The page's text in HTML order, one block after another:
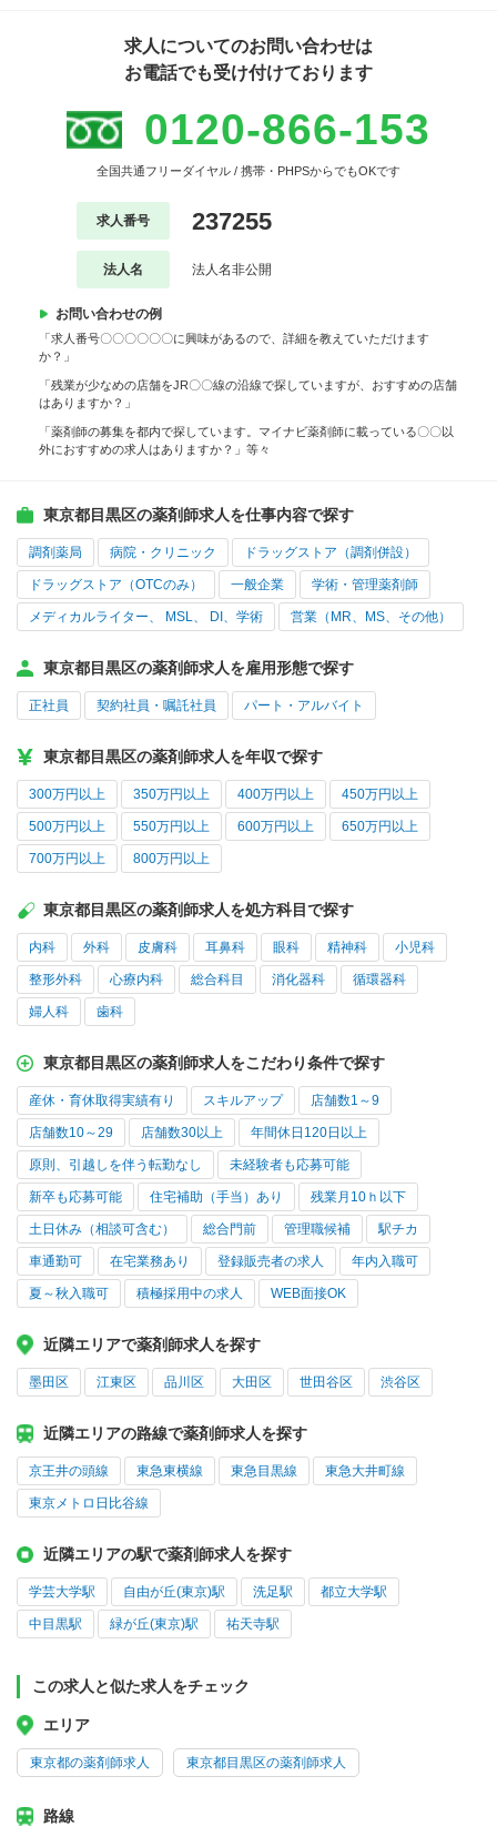
求人についてのお問い合わせは
お電話でも受け付けております
0120-866-153
全国共通フリーダイヤル / 携帯・PHPSからでもOKです
求人番号 237255
法人名 法人名非公開
お問い合わせの例
「求人番号〇〇〇〇〇〇に興味があるので、詳細を教えていただけます
か？」
「残業が少なめの店舗をJR〇〇線の沿線で探していますが、おすすめの店舗
はありますか？」
「薬剤師の募集を都内で探しています。マイナビ薬剤師に載っている〇〇以
外におすすめの求人はありますか？」等々
東京都目黒区の薬剤師求人を仕事内容で探す
調剤薬局 病院・クリニック ドラッグストア（調剤併設）
ドラッグストア（OTCのみ） 一般企業 学術・管理薬剤師
メディカルライター、 MSL、 DI、学術 営業（MR、MS、その他）
東京都目黒区の薬剤師求人を雇用形態で探す
正社員 契約社員・嘱託社員 パート・アルバイト
東京都目黒区の薬剤師求人を年収で探す
300万円以上 350万円以上 400万円以上 450万円以上
500万円以上 550万円以上 600万円以上 650万円以上
700万円以上 800万円以上
東京都目黒区の薬剤師求人を処方科目で探す
内科 外科 皮膚科 耳鼻科 眼科 精神科 小児科
整形外科 心療内科 総合科目 消化器科 循環器科
婦人科 歯科
東京都目黒区の薬剤師求人をこだわり条件で探す
産休・育休取得実績有り スキルアップ 店舗数1～9
店舗数10～29 店舗数30以上 年間休日120日以上
原則、引越しを伴う転勤なし 未経験者も応募可能
新卒も応募可能 住宅補助（手当）あり 残業月10ｈ以下
土日休み（相談可含む） 総合門前 管理職候補 駅チカ
車通勤可 在宅業務あり 登録販売者の求人 年内入職可
夏～秋入職可 積極採用中の求人 WEB面接OK
近隣エリアで薬剤師求人を探す
墨田区 江東区 品川区 大田区 世田谷区 渋谷区
近隣エリアの路線で薬剤師求人を探す
京王井の頭線 東急東横線 東急目黒線 東急大井町線
東京メトロ日比谷線
近隣エリアの駅で薬剤師求人を探す
学芸大学駅 自由が丘(東京)駅 洗足駅 都立大学駅
中目黒駅 緑が丘(東京)駅 祐天寺駅
この求人と似た求人をチェック
エリア
東京都の薬剤師求人 東京都目黒区の薬剤師求人
路線